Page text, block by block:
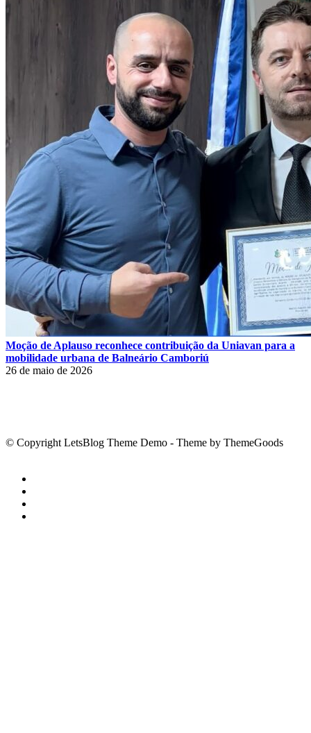
Moção de Aplauso reconhece contribuição da Uniavan para a
mobilidade urbana de Balneário Camboriú
26 de maio de 2026
© Copyright LetsBlog Theme Demo - Theme by ThemeGoods